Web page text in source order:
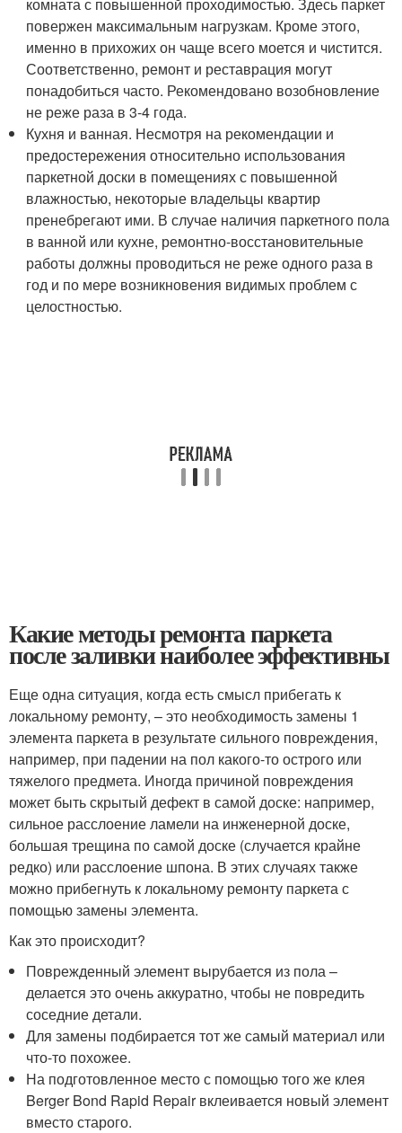
повержен максимальным нагрузкам. Кроме этого,
именно в прихожих он чаще всего моется и чистится.
Соответственно, ремонт и реставрация могут
понадобиться часто. Рекомендовано возобновление
не реже раза в 3-4 года.
Кухня и ванная. Несмотря на рекомендации и
предостережения относительно использования
паркетной доски в помещениях с повышенной
влажностью, некоторые владельцы квартир
пренебрегают ими. В случае наличия паркетного пола
в ванной или кухне, ремонтно-восстановительные
работы должны проводиться не реже одного раза в
год и по мере возникновения видимых проблем с
целостностью.
Какие методы ремонта паркета
после заливки наиболее эффективны
Еще одна ситуация, когда есть смысл прибегать к
локальному ремонту, – это необходимость замены 1
элемента паркета в результате сильного повреждения,
например, при падении на пол какого-то острого или
тяжелого предмета. Иногда причиной повреждения
может быть скрытый дефект в самой доске: например,
сильное расслоение ламели на инженерной доске,
большая трещина по самой доске (случается крайне
редко) или расслоение шпона. В этих случаях также
можно прибегнуть к локальному ремонту паркета с
помощью замены элемента.
Как это происходит?
Поврежденный элемент вырубается из пола –
делается это очень аккуратно, чтобы не повредить
соседние детали.
Для замены подбирается тот же самый материал или
что-то похожее.
На подготовленное место с помощью того же клея
Berger Bond Rapid Repair вклеивается новый элемент
вместо старого.